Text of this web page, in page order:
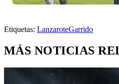
Etiquetas: LanzaroteGarrido
MÁS NOTICIAS